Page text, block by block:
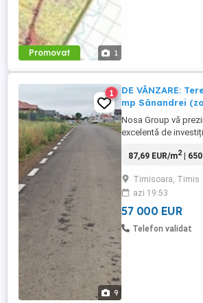
Promovat 1
9
1
DE VÂNZARE:
mp Sânandrei
Nosa Group vă
excelentă de
și în plină
(deschidere
în proiectare)
87,69 EUR/m2|
Timisoara, Timis
azi 19:53
57 000 EUR
Telefon validat